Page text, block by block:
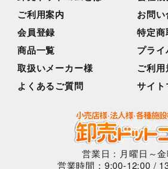
ご利用案内
会員登録
商品一覧
取扱いメーカー様
よくあるご質問
お問
特定
プラ
ご利用
サイ
営業日：月曜日～金
営業時間：9:00-12:00 /